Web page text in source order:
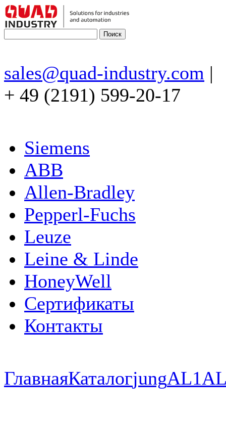
sales@quad-industry.com |
+ 49 (2191) 599-20-17
Siemens
ABB
Allen-Bradley
Pepperl-Fuchs
Leuze
Leine & Linde
HoneyWell
Сертификаты
Контакты
ГлавнаяКаталогjungAL1